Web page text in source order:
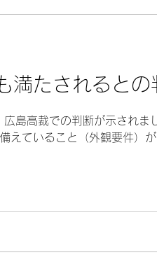
たされるとの
島高裁での判断が示されま
えていること（外観要件）